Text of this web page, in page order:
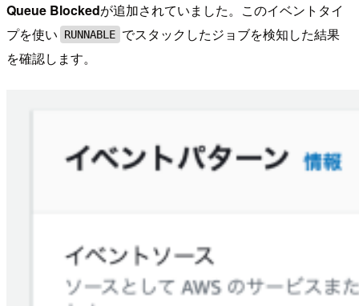
Queue Blockedが追加されていました。このイベントタイ
プを使い
RUNNABLE でスタックしたジョブを検知した結果
を確認します。